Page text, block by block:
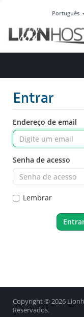
Português
Entrar
Endereço de email
Senha de acesso
Lembrar
Copyright © 2026
Reservados.